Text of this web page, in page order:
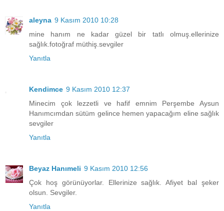
aleyna 9 Kasım 2010 10:28
mine hanım ne kadar güzel bir tatlı olmuş.ellerinize
sağlık.fotoğraf müthiş.sevgiler
Yanıtla
Kendimce 9 Kasım 2010 12:37
Minecim çok lezzetli ve hafif emnim Perşembe Aysun
Hanımcımdan sütüm gelince hemen yapacağım eline sağlık
sevgiler
Yanıtla
Beyaz Hanımeli 9 Kasım 2010 12:56
Çok hoş görünüyorlar. Ellerinize sağlık. Afiyet bal şeker
olsun. Sevgiler.
Yanıtla